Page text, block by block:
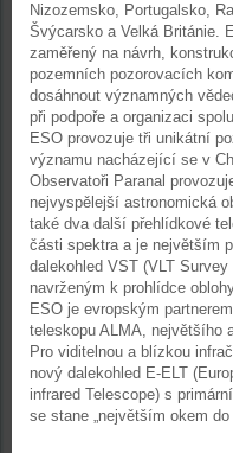
Nizozemsko, Portugalsko,
Švýcarsko a Velká Británie.
zaměřený na návrh,
pozemních pozorovacích
dosáhnout významných
při podpoře a organizaci
ESO provozuje tři unikátní
významu nacházející se v
Observatoři Paranal
nejvyspělejší astronomická
také dva další přehlídkové
části spektra a je největším
dalekohled VST (VLT
navrženým k prohlídce
ESO je evropským
teleskopu ALMA, největšího
Pro viditelnou a blízkou
nový dalekohled E-ELT
infrared Telescope) s
se stane „největším okem do